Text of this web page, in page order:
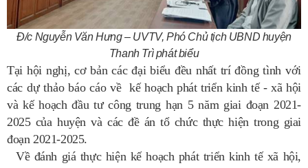
Đ/c Nguyễn Văn Hưng – UVTV, Phó Chủ tịch UBND huyện
Thanh Trì phát biểu
Tại hội nghị, cơ bản các đại biểu đều nhất trí đồng tình với
các dự thảo báo cáo vềkế hoạch phát triển kinh tế - xã hội
và kế hoạch đầu tư công trung hạn 5 năm giai đoạn 2021-
2025 của huyện và các đề án tổ chức thực hiện trong giai
đoạn 2021-2025.
Về đánh giá thực hiện kế hoạch phát triển kinh tế xã hội,